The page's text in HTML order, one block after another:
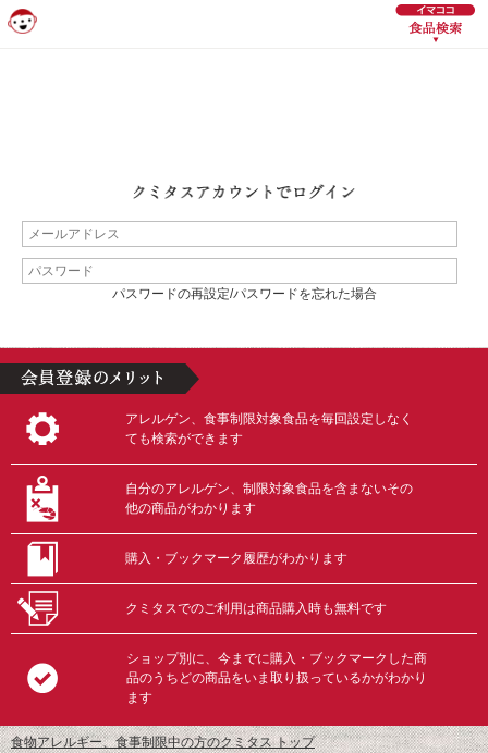
パスワードの再設定/パスワードを忘れた場合
アレルゲン、食事制限対象食品を毎回設定しなく
ても検索ができます
自分のアレルゲン、制限対象食品を含まないその
他の商品がわかります
購入・ブックマーク履歴がわかります
クミタスでのご利用は商品購入時も無料です
ショップ別に、今までに購入・ブックマークした商
品のうちどの商品をいま取り扱っているかがわかり
ます
食物アレルギー、食事制限中の方のクミタス トップ